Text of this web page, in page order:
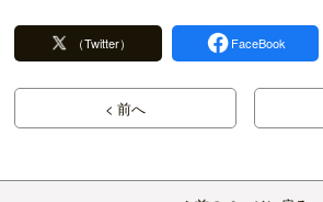
（Twitter） FaceBook
< 前へ